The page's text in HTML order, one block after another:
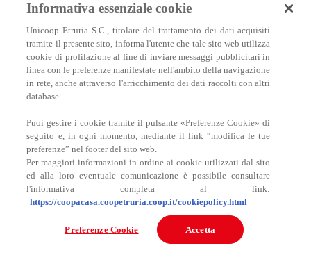
Carne
Carne
Bovino
Informativa essenziale cookie
Unicoop Etruria S.C., titolare del trattamento dei dati acquisiti
tramite il presente sito, informa l'utente che tale sito web utilizza
cookie di profilazione al fine di inviare messaggi pubblicitari in
linea con le preferenze manifestate nell'ambito della navigazione
in rete, anche attraverso l'arricchimento dei dati raccolti con altri
database.
Puoi gestire i cookie tramite il pulsante «Preferenze Cookie» di
seguito e, in ogni momento, mediante il link “modifica le tue
preferenze” nel footer del sito web.
Per maggiori informazioni in ordine ai cookie utilizzati dal sito
ed alla loro eventuale comunicazione è possibile consultare
l'informativa completa al link:
https://coopacasa.coopetruria.coop.it/cookiepolicy.html
Preferenze Cookie Accetta